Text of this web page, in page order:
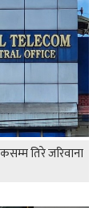
तिरे जरिवाना